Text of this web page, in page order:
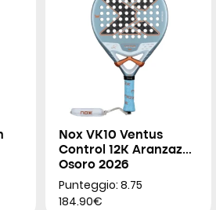
Nox VK10 Ventus
Control 12K Aranzazu
Osoro 2026
Punteggio: 8.75
184.90€